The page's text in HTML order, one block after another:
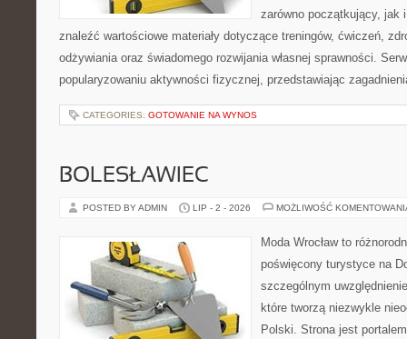
zarówno początkujący, jak
znaleźć wartościowe materiały dotyczące treningów, ćwiczeń,
odżywiania oraz świadomego rozwijania własnej sprawności.
popularyzowaniu aktywności fizycznej, przedstawiając
CATEGORIES: GOTOWANIE NA WYNOS
BOLESŁAWIEC
POSTED BY ADMIN LIP - 2 - 2026 MOŻLIWOŚĆ
Moda Wrocław to
poświęcony turystyce na
szczególnym
które tworzą niezwykle
Polski. Strona jest